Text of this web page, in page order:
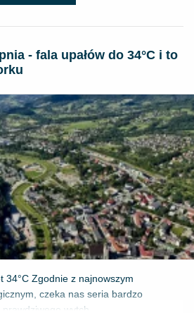
- fala upałów do 34°C i to
34°C Zgodnie z najnowszym
czeka nas seria bardzo
wytch...